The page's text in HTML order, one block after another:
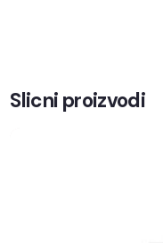
Slicni proizvodi